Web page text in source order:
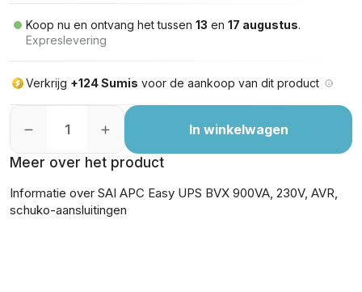
Koop nu en ontvang het tussen 13 en 17 augustus.
Expreslevering
Verkrijg +124 Sumis voor de aankoop van dit product
In winkelwagen
Meer over het product
Informatie over SAI APC Easy UPS BVX 900VA, 230V, AVR,
schuko-aansluitingen